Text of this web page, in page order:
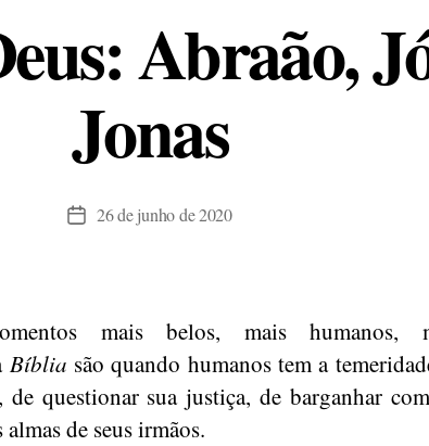
Abraão,
Jonas
Data26 de junho de 2020
mais belos, mais humanos,
Bíblia são quando humanos tem a
questionar sua justiça, de barganhar
de seus irmãos.